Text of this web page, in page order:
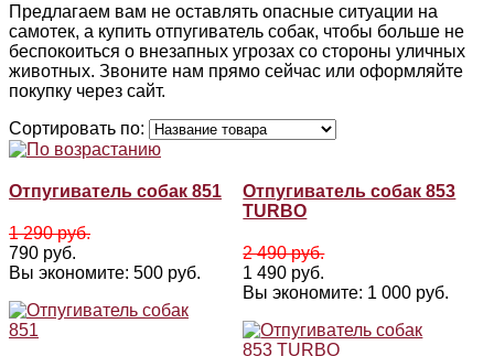
Предлагаем вам не оставлять опасные ситуации на
самотек, а купить отпугиватель собак, чтобы больше не
беспокоиться о внезапных угрозах со стороны уличных
животных. Звоните нам прямо сейчас или оформляйте
покупку через сайт.
Сортировать по:
Отпугиватель собак 851
1 290 руб.
790 руб.
Вы экономите: 500 руб.
Отпугиватель собак 853
TURBO
2 490 руб.
1 490 руб.
Вы экономите: 1 000 руб.